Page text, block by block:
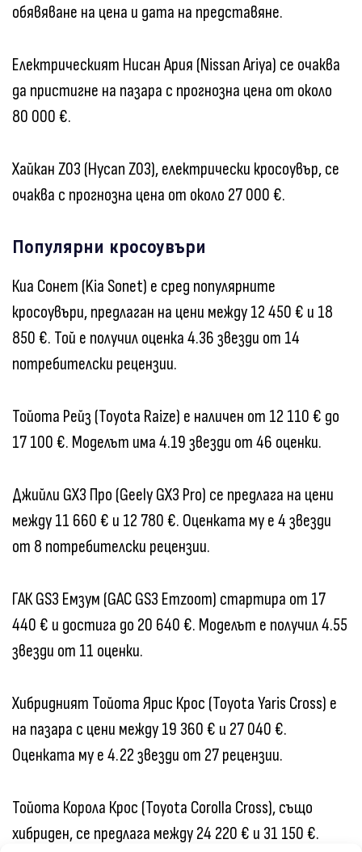
обявяване на цена и дата на представяне.
Електрическият Нисан Ария (Nissan Ariya) се очаква
да пристигне на пазара с прогнозна цена от около
80 000 €.
Хайкан Z03 (Hycan Z03), електрически кросоувър, се
очаква с прогнозна цена от около 27 000 €.
Популярни кросоувъри
Киа Сонет (Kia Sonet) е сред популярните
кросоувъри, предлаган на цени между 12 450 € и 18
850 €. Той е получил оценка 4.36 звезди от 14
потребителски рецензии.
Тойота Рейз (Toyota Raize) е наличен от 12 110 € до
17 100 €. Моделът има 4.19 звезди от 46 оценки.
Джийли GX3 Про (Geely GX3 Pro) се предлага на цени
между 11 660 € и 12 780 €. Оценката му е 4 звезди
от 8 потребителски рецензии.
ГАК GS3 Емзум (GAC GS3 Emzoom) стартира от 17
440 € и достига до 20 640 €. Моделът е получил 4.55
звезди от 11 оценки.
Хибридният Тойота Ярис Крос (Toyota Yaris Cross) е
на пазара с цени между 19 360 € и 27 040 €.
Оценката му е 4.22 звезди от 27 рецензии.
Тойота Корола Крос (Toyota Corolla Cross), също
хибриден, се предлага между 24 220 € и 31 150 €.